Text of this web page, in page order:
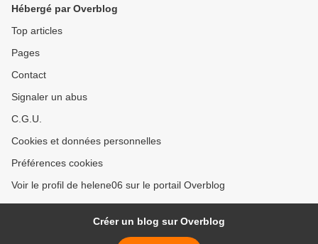
Hébergé par Overblog
Top articles
Pages
Contact
Signaler un abus
C.G.U.
Cookies et données personnelles
Préférences cookies
Voir le profil de helene06 sur le portail Overblog
Créer un blog sur Overblog